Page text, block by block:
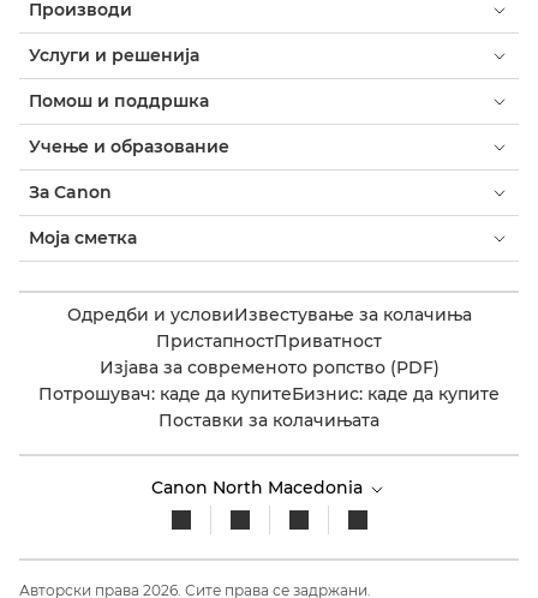
Производи
Услуги и решенија
Помош и поддршка
Учење и образование
За Canon
Моја сметка
Одредби и условиИзвестување за колачиња
ПристапностПриватност
Изјава за современото ропство (PDF)
Потрошувач: каде да купитеБизнис: каде да купите
Поставки за колачињата
Canon North Macedonia​
Авторски права 2026. Сите права се задржани.